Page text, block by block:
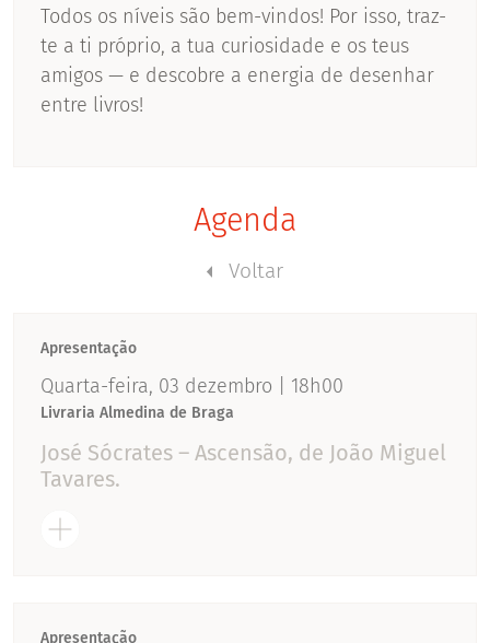
Todos os níveis são bem-vindos! Por isso, traz-
te a ti próprio, a tua curiosidade e os teus
amigos — e descobre a energia de desenhar
entre livros!
Agenda
Voltar
Apresentação
Quarta-feira, 03 dezembro | 18h00
Livraria Almedina de Braga
José Sócrates – Ascensão, de João Miguel
Tavares.
Apresentação